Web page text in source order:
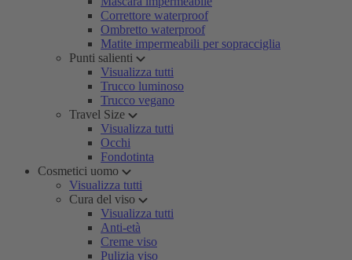
Correttore waterproof
Ombretto waterproof
Matite impermeabili per sopracciglia
Punti salienti
Visualizza tutti
Trucco luminoso
Trucco vegano
Travel Size
Visualizza tutti
Occhi
Fondotinta
Cosmetici uomo
Visualizza tutti
Cura del viso
Visualizza tutti
Anti-età
Creme viso
Pulizia viso